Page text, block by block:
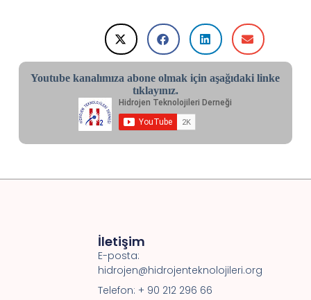
Youtube kanalımıza abone olmak için aşağıdaki linke
tıklayınız.
İletişim
E-posta:
hidrojen@hidrojenteknolojileri.org
Telefon: + 90 212 296 66